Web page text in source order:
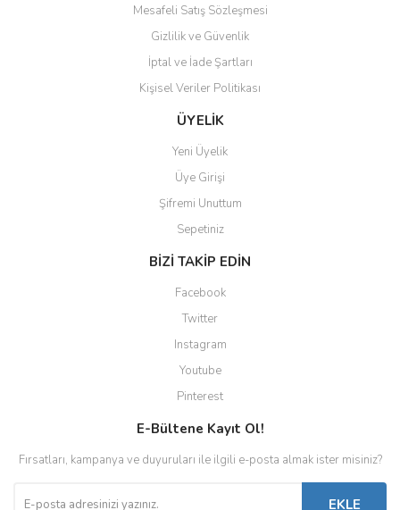
Gönder
Mesafeli Satış Sözleşmesi
Gizlilik ve Güvenlik
İptal ve İade Şartları
Kişisel Veriler Politikası
ÜYELİK
Yeni Üyelik
Üye Girişi
Şifremi Unuttum
Sepetiniz
BİZİ TAKİP EDİN
Facebook
Twitter
Instagram
Youtube
Pinterest
E-Bültene Kayıt Ol!
Fırsatları, kampanya ve duyuruları ile ilgili e-posta almak ister misiniz?
EKLE